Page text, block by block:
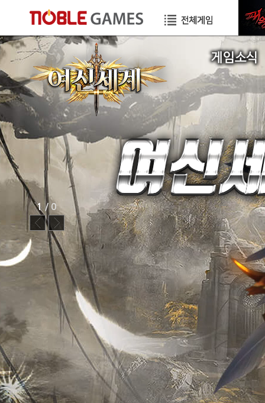
공지사항
이벤트
GM TIP
STORY
1/ 0